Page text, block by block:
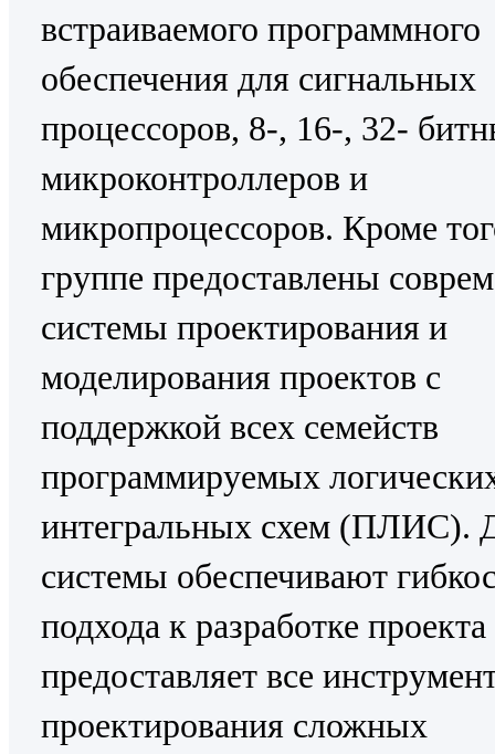
встраиваемого программного
обеспечения для сигнальных
процессоров, 8-, 16-, 32-
микроконтроллеров и
микропроцессоров. Кроме
группе предоставлены
системы проектирования и
моделирования проектов с
поддержкой всех семейств
программируемых
интегральных схем (ПЛИС).
системы обеспечивают
подхода к разработке
предоставляет все
проектирования сложных